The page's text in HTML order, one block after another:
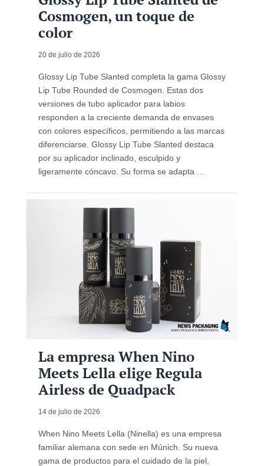
Cosmogen, un toque de
color
20 de julio de 2026
Glossy Lip Tube Slanted completa la gama Glossy
Lip Tube Rounded de Cosmogen. Estas dos
versiones de tubo aplicador para labios
responden a la creciente demanda de envases
con colores específicos, permitiendo a las marcas
diferenciarse. Glossy Lip Tube Slanted destaca
por su aplicador inclinado, esculpido y
ligeramente cóncavo. Su forma se adapta ...
La empresa When Nino
Meets Lella elige Regula
Airless de Quadpack
14 de julio de 2026
When Nino Meets Lella (Ninella) es una empresa
familiar alemana con sede en Múnich. Su nueva
gama de productos para el cuidado de la piel,